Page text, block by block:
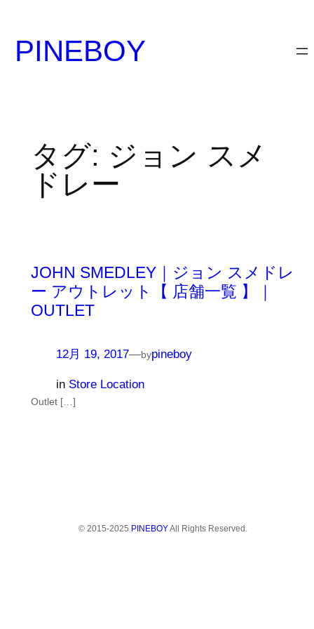
PINEBOY
タグ: ジョン スメ
ドレー
JOHN SMEDLEY｜ジョン スメドレ
ー アウトレット【 店舗一覧 】｜
OUTLET
12月 19, 2017—bypineboy
in Store Location
Outlet […]
© 2015-2025 PINEBOYAll Rights Reserved.